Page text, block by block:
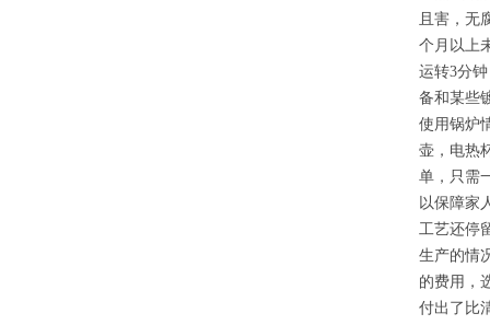
且害，无
个月以上
运转3分
备和某些
使用锅炉
壶，电热
单，只需
以保障家
工艺还停
生产的情
的费用，
付出了比